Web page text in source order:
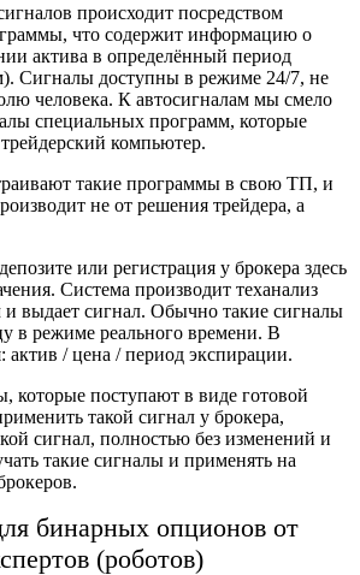
происходит посредством
что содержит информацию о
актива в определённый период
Сигналы доступны в режиме 24/7, не
человека. К автосигналам мы смело
специальных программ, которые
компьютер.
такие программы в свою ТП, и
не от решения трейдера, а
или рeгистрация у брокера здесь
Система производит теханализ
выдает сигнал. Обычно такие сигналы
в режиме реального времени. В
актив / цена / период экспирации.
которые поступают в виде готовой
такой сигнал у брокера,
сигнал, полностью без изменений и
такие сигналы и применять на
бинaрных опциoнов от
(роботов)